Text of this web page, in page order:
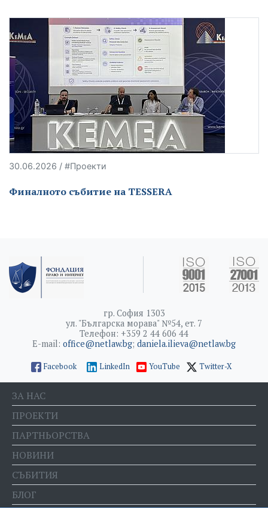
30.06.2026 / #Проекти
Финалното събитие на TESSERA
гр. София 1303
ул. "Българска морава" №54, ет. 7
Телефон: +359 2 44 606 44
E-mail: office@netlaw.bg; daniela.ilieva@netlaw.bg
Facebook LinkedIn YouTube Twitter-X
ЗА НАС
ПРОЕКТИ
ПАРТНЬОРСТВА
НОВИНИ
СЪБИТИЯ
БЛОГ